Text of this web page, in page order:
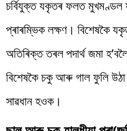
চৰ্বিযুক্ত যকৃতৰ ফলত মুখমণ্ডল
প্ৰাৰম্ভিক লক্ষণ। বিশেষকৈ
অতিৰিক্ত তৰল পদাৰ্থ জমা
বিশেষকৈ চকু আৰু গাল ফুলি উঠা
সাৱধান হওক।